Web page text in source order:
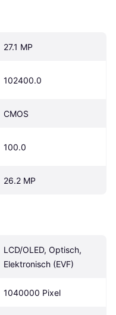
27.1 MP
102400.0
CMOS
100.0
26.2 MP
LCD/OLED, Optisch,
Elektronisch (EVF)
1040000 Pixel